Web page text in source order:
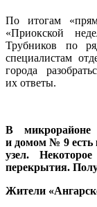
По итогам
«Приокской
Трубников по
специалистам
города
их ответы.
В микрорайоне
и домом № 9 есть
узел.
перекрытия.
Жители